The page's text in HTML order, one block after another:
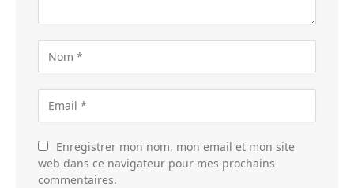
Enregistrer mon nom, mon email et mon site
web dans ce navigateur pour mes prochains
commentaires.